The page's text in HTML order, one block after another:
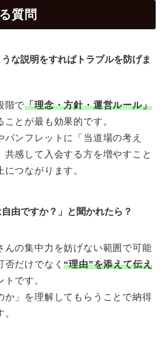
質問
な説明をすればトラブルを防げま
階で「理念・方針・運営ルール」
ことが最も効果的です。
パンフレットに「当道場の考え
共感して入会する方を増やすこと
つながります。
自由ですか？」と聞かれたら？
んの集中力を妨げない範囲で可能
否だけでなく“理由”を添えて伝え
トです。
か」を理解してもらうことで納得